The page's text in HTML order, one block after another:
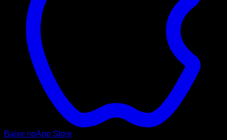
Baixe noApp Store